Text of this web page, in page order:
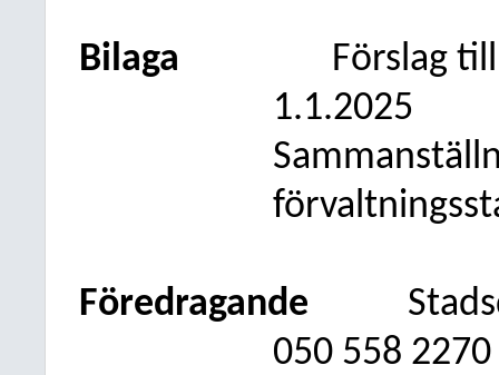
Bilaga
Förslag
1.1.2025
Föredragande
050 558 2270